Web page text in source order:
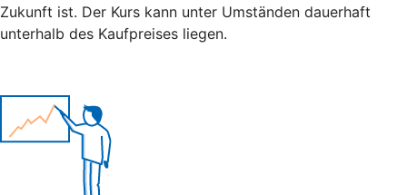
Zukunft ist. Der Kurs kann unter Umständen dauerhaft
unterhalb des Kaufpreises liegen.